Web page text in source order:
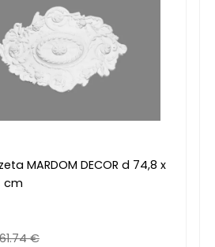
MARDOM DECOR d 74,8 x
cm
61.74 €